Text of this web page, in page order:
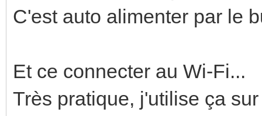
C'est auto alimenter par le
Et ce connecter au Wi-Fi...
Très pratique, j'utilise ça